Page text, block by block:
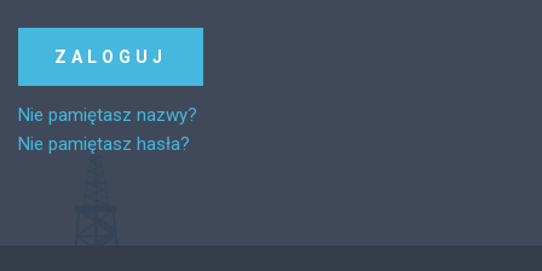
Nie pamiętasz nazwy?
Nie pamiętasz hasła?